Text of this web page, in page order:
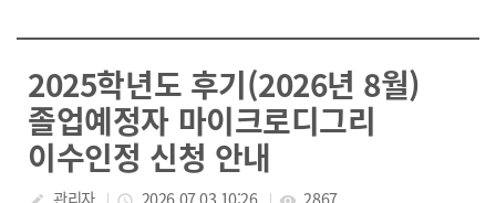
2025학년도 후기(2026년 8월)
졸업예정자 마이크로디그리
이수인정 신청 안내